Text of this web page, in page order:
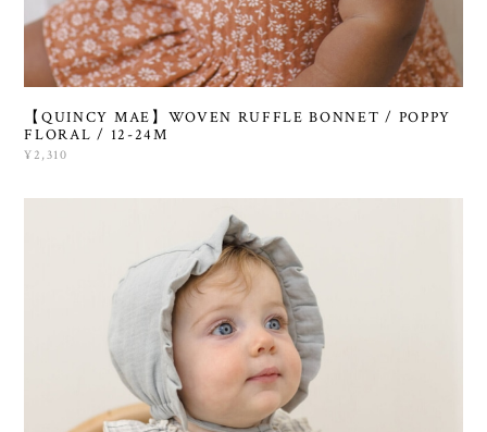
【QUINCY MAE】WOVEN RUFFLE BONNET / POPPY
FLORAL / 12-24M
¥2,310